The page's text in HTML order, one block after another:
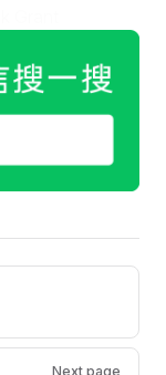
Next page